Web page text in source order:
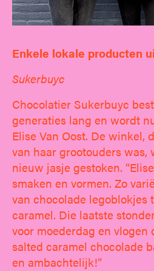
Enkele lokale producten
Sukerbuyc
Chocolatier Sukerbuyc
generaties lang en wordt
Elise Van Oost. De winkel,
van haar grootouders was,
nieuw jasje gestoken.
smaken en vormen. Zo
van chocolade legoblokjes
caramel. Die laatste
voor moederdag en vlogen
salted caramel chocolade
en ambachtelijk!”